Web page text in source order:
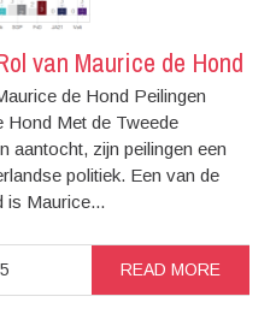
van Maurice de Hond
de Hond Peilingen
Hond Met de Tweede
aantocht, zijn peilingen een
politiek. Een van de
is Maurice...
READ MORE